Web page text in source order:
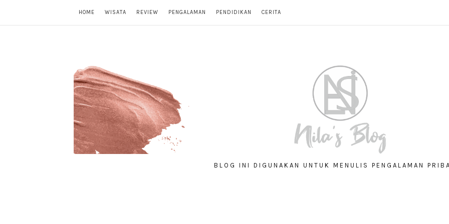
HOME WISATA REVIEW PENGALAMAN PENDIDIKAN CERITA
BLOG INI DIGUNAKAN UNTUK MENULIS PENGALAMAN